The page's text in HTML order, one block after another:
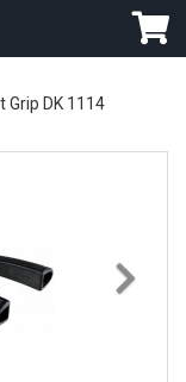
Grip DK 1114